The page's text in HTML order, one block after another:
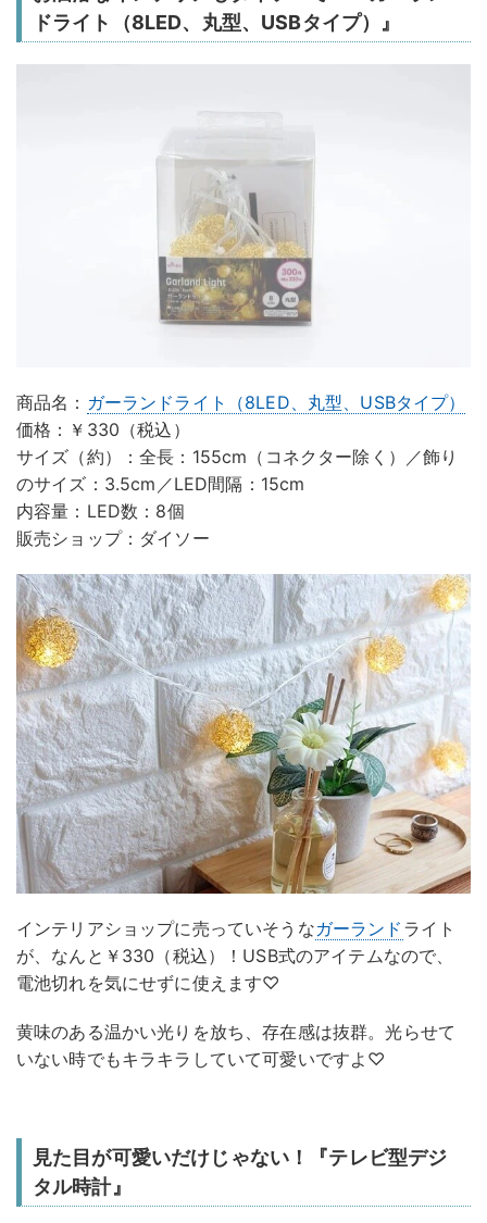
ドライト（8LED、丸型、USBタイプ）』
商品名： ガーランドライト（8LED、丸型、USBタイプ）
価格：￥330（税込）
サイズ（約）：全長：155cm（コネクター除く）／飾り
のサイズ：3.5cm／LED間隔：15cm
内容量：LED数：8個
販売ショップ：ダイソー
インテリアショップに売っていそうなガーランド ライト
が、なんと￥330（税込）！USB式のアイテムなので、
電池切れを気にせずに使えます♡
黄味のある温かい光りを放ち、存在感は抜群。光らせて
いない時でもキラキラしていて可愛いですよ♡
見た目が可愛いだけじゃない！『テレビ型デジ
タル時計』